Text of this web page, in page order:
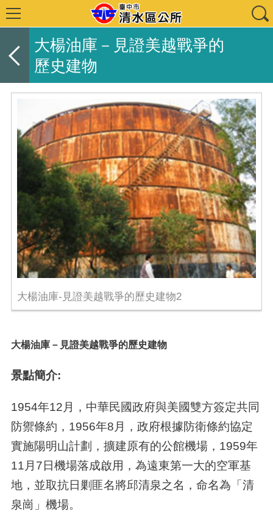
大楊油庫－見證美越戰爭的
歷史建物
大楊油庫-見證美越戰爭的歷史建物2
大楊油庫－見證美越戰爭的歷史建物
景點簡介:
1954年12月，中華民國政府與美國雙方簽定共同
防禦條約，1956年8月，政府根據防衛條約協定
實施陽明山計劃，擴建原有的公館機場，1959年
11月7日機場落成啟用，為遠東第一大的空軍基
地，並取抗日剿匪名將邱清泉之名，命名為「清
泉崗」機場。